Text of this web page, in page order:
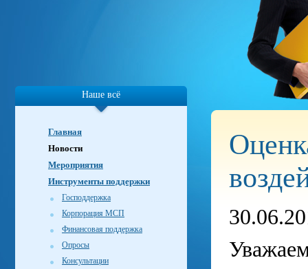
Наше всё
Главная
Новости
Мероприятия
Инструменты поддержки
Господдержка
Корпорация МСП
Финансовая поддержка
Опросы
Консультации